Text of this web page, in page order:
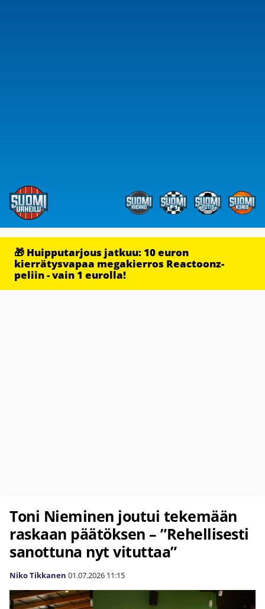
🎁 Huipputarjous jatkuu: 10 euron
kierrätysvapaa megakierros Reactoonz-
peliin - vain 1 eurolla!
Toni Nieminen joutui tekemään
raskaan päätöksen – ”Rehellisesti
sanottuna nyt vituttaa”
Niko Tikkanen 01.07.2026 11:15